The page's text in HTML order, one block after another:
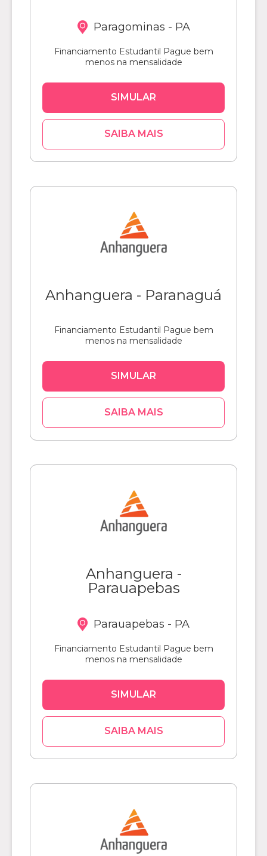
Paragominas - PA
Financiamento Estudantil Pague bem
menos na mensalidade
SIMULAR
SAIBA MAIS
Anhanguera - Paranaguá
Financiamento Estudantil Pague bem
menos na mensalidade
SIMULAR
SAIBA MAIS
Anhanguera -
Parauapebas
Parauapebas - PA
Financiamento Estudantil Pague bem
menos na mensalidade
SIMULAR
SAIBA MAIS